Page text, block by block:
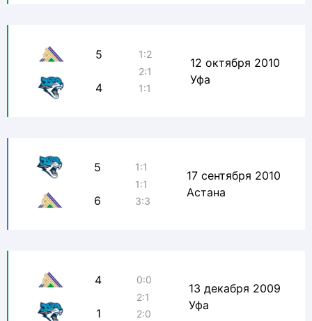
5
4
1:2
2:1
1:1
12 октября 2010
Уфа
5
6
1:1
1:1
3:3
17 сентября 2010
Астана
4
1
0:0
2:1
2:0
13 декабря 2009
Уфа